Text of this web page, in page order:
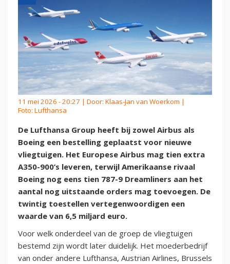
11 mei 2026 - 20:27 | Door: Klaas-Jan van Woerkom |
Foto: Lufthansa
De Lufthansa Group heeft bij zowel Airbus als
Boeing een bestelling geplaatst voor nieuwe
vliegtuigen. Het Europese Airbus mag tien extra
A350-900’s leveren, terwijl Amerikaanse rivaal
Boeing nog eens tien 787-9 Dreamliners aan het
aantal nog uitstaande orders mag toevoegen. De
twintig toestellen vertegenwoordigen een
waarde van 6,5 miljard euro.
Voor welk onderdeel van de groep de vliegtuigen
bestemd zijn wordt later duidelijk. Het moederbedrijf
van onder andere Lufthansa, Austrian Airlines, Brussels